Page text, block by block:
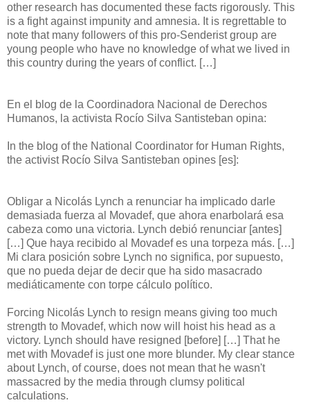
other research has documented these facts rigorously. This
is a fight against impunity and amnesia. It is regrettable to
note that many followers of this pro-Senderist group are
young people who have no knowledge of what we lived in
this country during the years of conflict. […]
En el blog de la Coordinadora Nacional de Derechos
Humanos, la activista Rocío Silva Santisteban opina:
In the blog of the National Coordinator for Human Rights,
the activist Rocío Silva Santisteban opines [es]:
Obligar a Nicolás Lynch a renunciar ha implicado darle
demasiada fuerza al Movadef, que ahora enarbolará esa
cabeza como una victoria. Lynch debió renunciar [antes]
[…] Que haya recibido al Movadef es una torpeza más. […]
Mi clara posición sobre Lynch no significa, por supuesto,
que no pueda dejar de decir que ha sido masacrado
mediáticamente con torpe cálculo político.
Forcing Nicolás Lynch to resign means giving too much
strength to Movadef, which now will hoist his head as a
victory. Lynch should have resigned [before] […] That he
met with Movadef is just one more blunder. My clear stance
about Lynch, of course, does not mean that he wasn't
massacred by the media through clumsy political
calculations.